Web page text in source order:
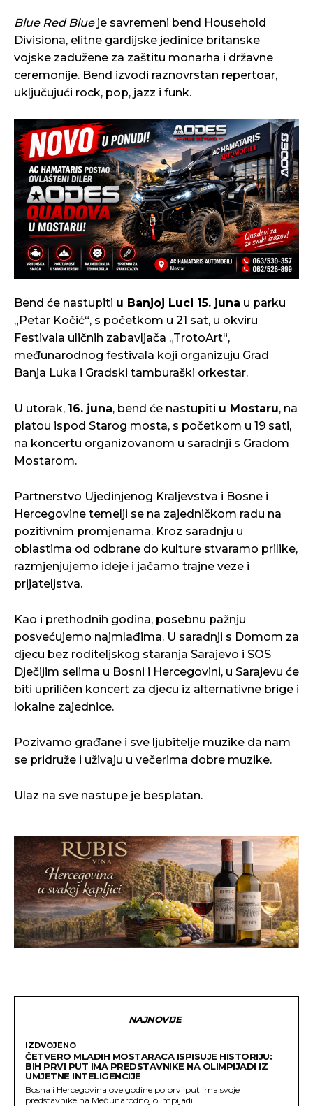
Blue Red Blueje savremeni bend Household
Divisiona, elitne gardijske jedinice britanske
vojske zadužene za zaštitu monarha i državne
ceremonije. Bend izvodi raznovrstan repertoar,
uključujući rock, pop, jazz i funk.
Bend će nastupiti u Banjoj Luci 15. juna u parku
„Petar Kočić“, s početkom u 21 sat, u okviru
Festivala uličnih zabavljača „TrotoArt“,
međunarodnog festivala koji organizuju Grad
Banja Luka i Gradski tamburaški orkestar.
U utorak, 16. juna, bend će nastupiti u Mostaru, na
platou ispod Starog mosta, s početkom u 19 sati,
na koncertu organizovanom u saradnji s Gradom
Mostarom.
Partnerstvo Ujedinjenog Kraljevstva i Bosne i
Hercegovine temelji se na zajedničkom radu na
pozitivnim promjenama. Kroz saradnju u
oblastima od odbrane do kulture stvaramo prilike,
razmjenjujemo ideje i jačamo trajne veze i
prijateljstva.
Kao i prethodnih godina, posebnu pažnju
posvećujemo najmlađima. U saradnji s Domom za
djecu bez roditeljskog staranja Sarajevo i SOS
Dječijim selima u Bosni i Hercegovini, u Sarajevu će
biti upriličen koncert za djecu iz alternativne brige i
lokalne zajednice.
Pozivamo građane i sve ljubitelje muzike da nam
se pridruže i uživaju u večerima dobre muzike.
Ulaz na sve nastupe je besplatan.
NAJNOVIJE
IZDVOJENO
ČETVERO MLADIH MOSTARACA ISPISUJE HISTORIJU:
BIH PRVI PUT IMA PREDSTAVNIKE NA OLIMPIJADI IZ
UMJETNE INTELIGENCIJE
Bosna i Hercegovina ove godine po prvi put ima svoje
predstavnike na Međunarodnoj olimpijadi...